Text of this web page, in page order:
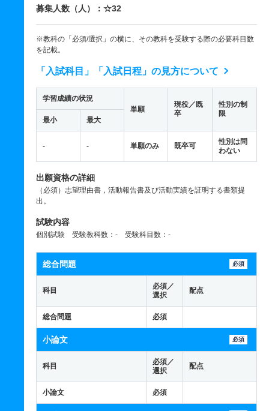
募集人数（人）：☆32
※教科の「必須/選択」の横に、その教科を受験する際の必要科目数
を記載。
「入試科目」「入試日程」の見方について
学習成績の状況
単願
現役／既
卒
性別の制
限
最小 最大
- - 単願のみ 既卒可
性別は問
わない
出願資格の詳細
（必須）志望理由書，活動報告書及び活動実績を証明する書類提
出。
試験内容
個別試験 受験教科数：- 受験科目数：-
総合問題 必須
科目
必須／
選択
配点
総合問題 必須
小論文 必須
科目
必須／
選択
配点
小論文 必須